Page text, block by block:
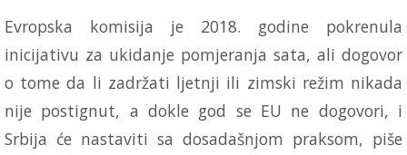
Evropska komisija je 2018. godine pokrenula
inicijativu za ukidanje pomjeranja sata, ali dogovor
o tome da li zadržati ljetnji ili zimski režim nikada
nije postignut, a dokle god se EU ne dogovori, i
Srbija će nastaviti sa dosadašnjom praksom, piše